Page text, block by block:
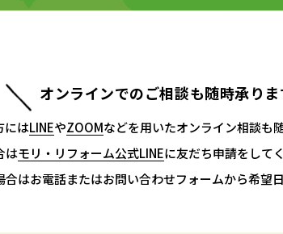
オンラインでのご相談も随時承りま
にはLINE
LINEやZOOM
ZOOMなどを用いたオンライン相談も
はモリ・リフォーム公式LINE
モリ・リフォーム公式LINEに友だち申請をして
合はお電話またはお問い合わせフォームから希望